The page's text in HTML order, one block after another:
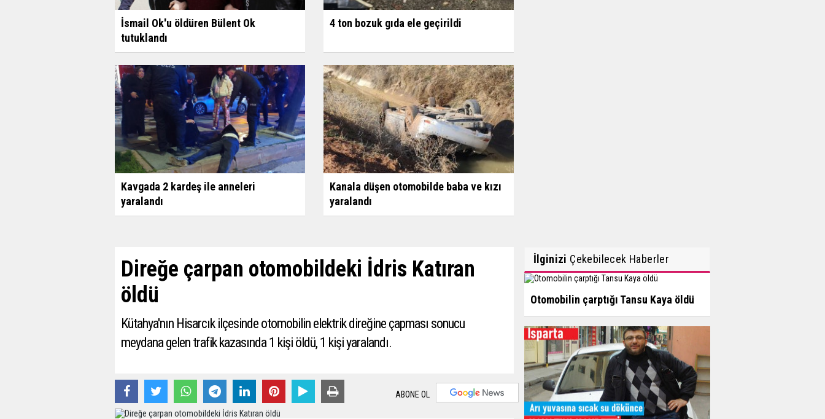
İsmail Ok'u öldüren Bülent Ok
tutuklandı
4 ton bozuk gıda ele geçirildi
Kavgada 2 kardeş ile anneleri
yaralandı
Kanala düşen otomobilde baba ve kızı
yaralandı
Direğe çarpan otomobildeki İdris Katıran
öldü
Kütahya'nın Hisarcık ilçesinde otomobilin elektrik direğine çapması sonucu
meydana gelen trafik kazasında 1 kişi öldü, 1 kişi yaralandı.
ABONE OL
İlginizi Çekebilecek Haberler
Otomobilin çarptığı Tansu Kaya öldü